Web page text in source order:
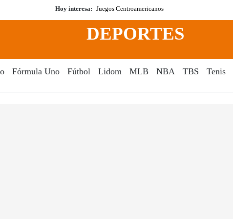
Hoy interesa: Juegos Centroamericanos
DEPORTES
Fórmula Uno Fútbol Lidom MLB NBA TBS Tenis